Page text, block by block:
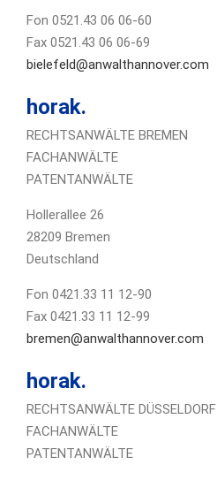
Fon 0521.43 06 06-60
Fax 0521.43 06 06-69
bielefeld@anwalthannover.com
horak.
RECHTSANWÄLTE BREMEN
FACHANWÄLTE
PATENTANWÄLTE
Hollerallee 26
28209 Bremen
Deutschland
Fon 0421.33 11 12-90
Fax 0421.33 11 12-99
bremen@anwalthannover.com
horak.
RECHTSANWÄLTE DÜSSELDORF
FACHANWÄLTE
PATENTANWÄLTE